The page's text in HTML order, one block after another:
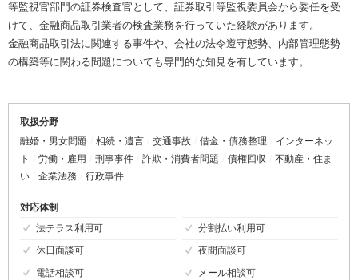
等監視官部門の証券検査官として、証券取引等監視委員会から委任を受
けて、金融商品取引業者の検査業務を行っていた経験があります。
金融商品取引法に関連する事件や、会社の法令遵守態勢、内部管理態勢
の構築等に関わる問題についても専門的な知見を有しています。
取扱分野
離婚・男女問題
相続・遺言 交通事故 借金・債務整理
インターネッ
ト
労働・雇用 刑事事件 詐欺・消費者問題 債権回収
不動産・住ま
い
企業法務 行政事件
対応体制
法テラス利用可
分割払い利用可
休日面談可
夜間面談可
電話相談可
メール相談可